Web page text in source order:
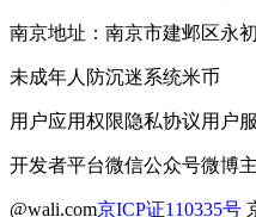
南京地址：南京市建邺区永
未成年人防沉迷系统米币
用户应用权限隐私协议用户
开发者平台微信公众号微博
@wali.com京ICP证110335号